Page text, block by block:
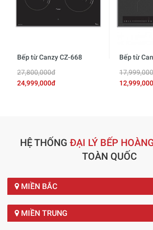
Bếp từ Canzy CZ-668
27,800,000đ
24,999,000đ
Bếp từ
HỆ THỐNG ĐẠI LÝ BẾP
TOÀN QUỐC
MIỀN BẮC
MIỀN TRUNG